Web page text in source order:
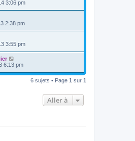
3:06 pm
2:38 pm
3:55 pm
6:13 pm
6 sujets • Page 1 sur 1
Aller à